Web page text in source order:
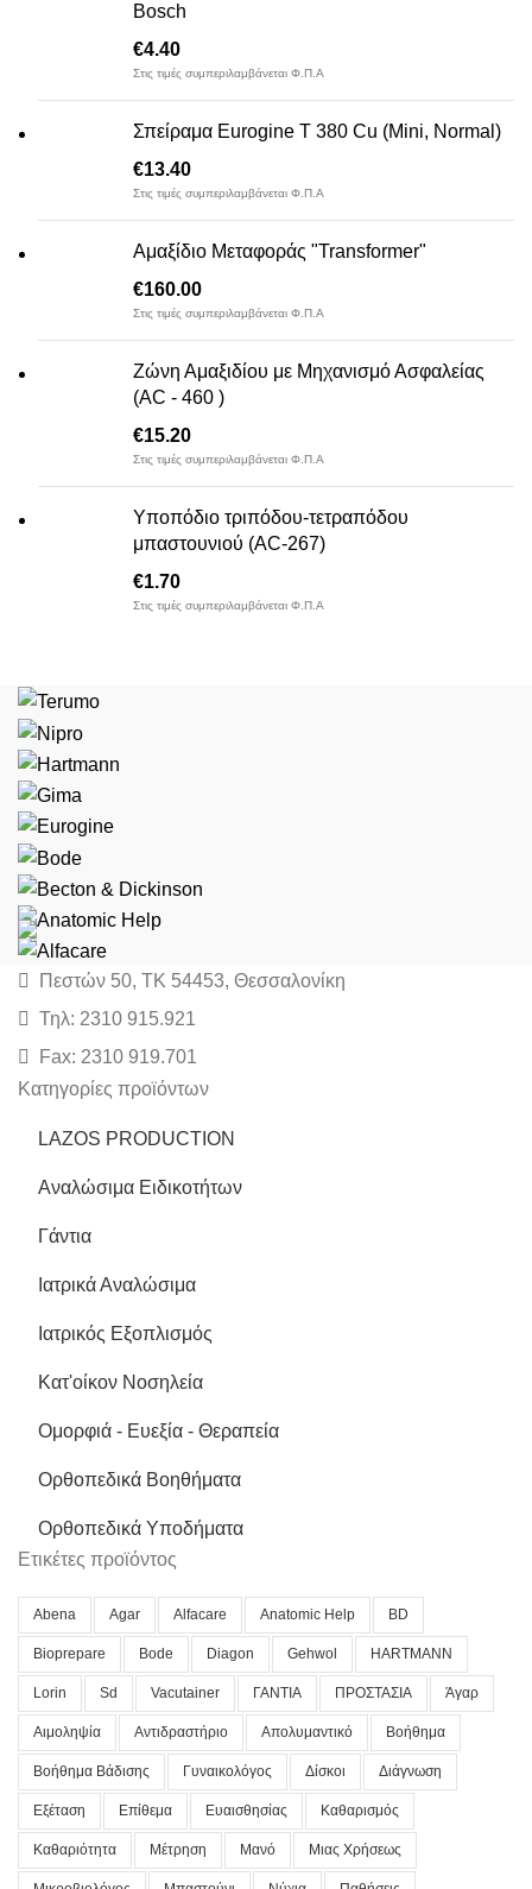
Bosch
€4.40
Στις τιμές συμπεριλαμβάνεται Φ.Π.Α
Σπείραμα Eurogine Τ 380 Cu (Mini, Normal)
€13.40
Στις τιμές συμπεριλαμβάνεται Φ.Π.Α
Αμαξίδιο Μεταφοράς "Transformer"
€160.00
Στις τιμές συμπεριλαμβάνεται Φ.Π.Α
Ζώνη Αμαξιδίου με Μηχανισμό Ασφαλείας
(AC - 460 )
€15.20
Στις τιμές συμπεριλαμβάνεται Φ.Π.Α
Υποπόδιο τριπόδου-τετραπόδου
μπαστουνιού (AC-267)
€1.70
Στις τιμές συμπεριλαμβάνεται Φ.Π.Α
Πεστών 50, ΤΚ 54453, Θεσσαλονίκη
Τηλ: 2310 915.921
Fax: 2310 919.701
Κατηγορίες προϊόντων
LAZOS PRODUCTION
Αναλώσιμα Ειδικοτήτων
Γάντια
Ιατρικά Αναλώσιμα
Ιατρικός Εξοπλισμός
Κατ'οίκον Νοσηλεία
Ομορφιά - Ευεξία - Θεραπεία
Ορθοπεδικά Βοηθήματα
Ορθοπεδικά Υποδήματα
Ετικέτες προϊόντος
Abena Agar Alfacare Anatomic Help BD
Bioprepare Bode Diagon Gehwol HARTMANN
Lorin Sd Vacutainer ΓΑΝΤΙΑ ΠΡΟΣΤΑΣΙΑ Άγαρ
Αιμοληψία Αντιδραστήριο Απολυμαντικό Βοήθημα
Βοήθημα Βάδισης Γυναικολόγος Δίσκοι Διάγνωση
Εξέταση Επίθεμα Ευαισθησίας Καθαρισμός
Καθαριότητα Μέτρηση Μανό Μιας Χρήσεως